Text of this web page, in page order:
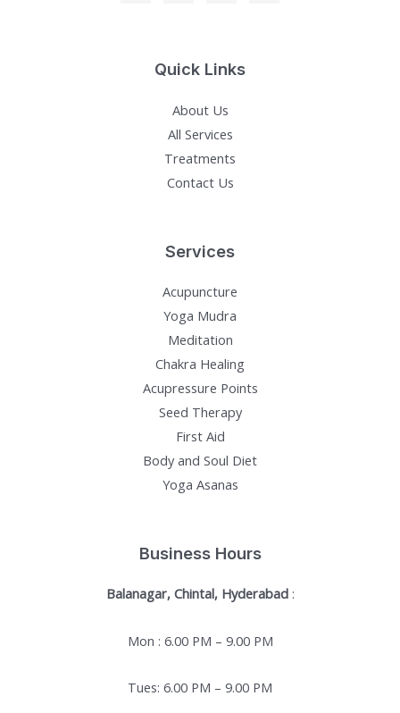
Quick Links
About Us
All Services
Treatments
Contact Us
Services
Acupuncture
Yoga Mudra
Meditation
Chakra Healing
Acupressure Points
Seed Therapy
First Aid
Body and Soul Diet
Yoga Asanas
Business Hours
Balanagar, Chintal, Hyderabad:
Mon : 6.00 PM – 9.00 PM
Tues: 6.00 PM – 9.00 PM